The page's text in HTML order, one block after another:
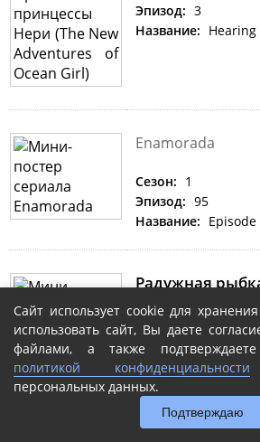
Эпизод: 3
Название: Hearing
Enamorada
Сезон: 1
Эпизод: 95
Название: Episode
Радужная
Rainbow Fish
Сезон: 1
Эпизод: 8
Название:
Сайт использует cookie для
использовать сайт, Вы даете
файлами, а также
политикой конфиденциальности
персональных данных.
Подтверждаю